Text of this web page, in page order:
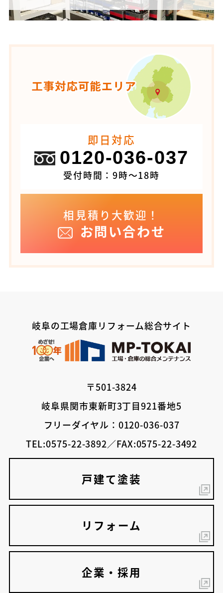
即日対応
0120-036-037
受付時間：9時～18時
相見積り大歓迎！
お問い合わせ
岐阜の工場倉庫リフォーム総合サイト
〒501-3824
岐阜県関市東新町3丁目921番地5
フリーダイヤル：0120-036-037
TEL:0575-22-3892／FAX:0575-22-3492
戸建て塗装
リフォーム
企業・採用